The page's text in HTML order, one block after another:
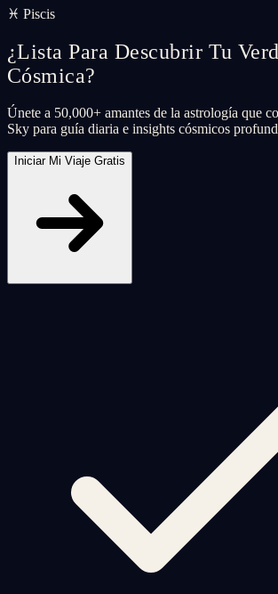
♓ Piscis
¿Lista Para Descubrir Tu
Cósmica?
Únete a 50,000+ amantes de la astrología que
Sky para guía diaria e insights cósmicos
Iniciar Mi Viaje Gratis